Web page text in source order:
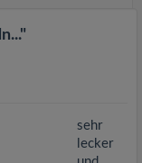
sehr
lecker